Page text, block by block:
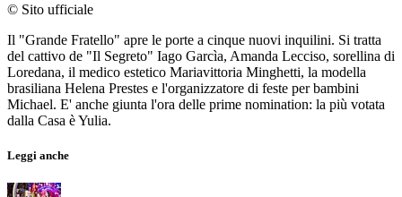
© Sito ufficiale
Il "Grande Fratello" apre le porte a cinque nuovi inquilini. Si tratta
del cattivo de "Il Segreto" Iago Garcìa, Amanda Lecciso, sorellina di
Loredana, il medico estetico Mariavittoria Minghetti, la modella
brasiliana Helena Prestes e l'organizzatore di feste per bambini
Michael. E' anche giunta l'ora delle prime nomination: la più votata
dalla Casa è Yulia.
Leggi anche